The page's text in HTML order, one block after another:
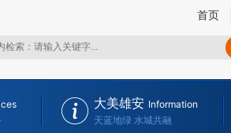
首页
大美雄安 Information
天蓝地绿 水城共融